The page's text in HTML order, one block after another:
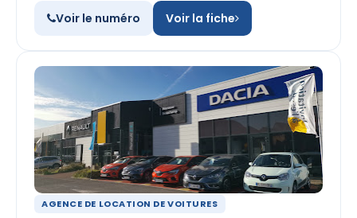
Voir le numéro Voir la fiche
AGENCE DE LOCATION DE VOITURES